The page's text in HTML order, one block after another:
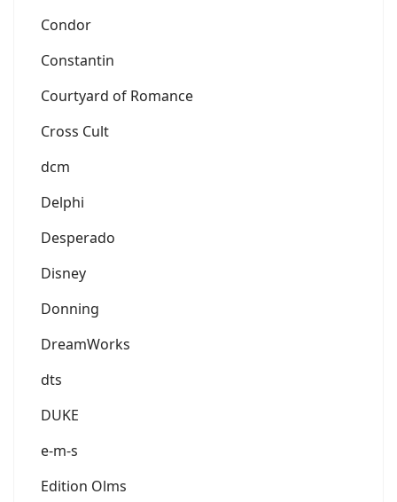
Condor
Constantin
Courtyard of Romance
Cross Cult
dcm
Delphi
Desperado
Disney
Donning
DreamWorks
dts
DUKE
e-m-s
Edition Olms